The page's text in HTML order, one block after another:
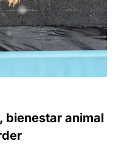
bienestar animal